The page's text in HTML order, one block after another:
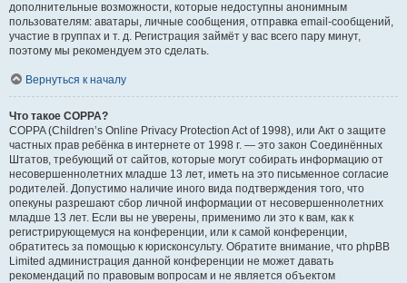
дополнительные возможности, которые недоступны анонимным
пользователям: аватары, личные сообщения, отправка email-сообщений,
участие в группах и т. д. Регистрация займёт у вас всего пару минут,
поэтому мы рекомендуем это сделать.
Вернуться к началу
Что такое COPPA?
COPPA (Children’s Online Privacy Protection Act of 1998), или Акт о защите
частных прав ребёнка в интернете от 1998 г. — это закон Соединённых
Штатов, требующий от сайтов, которые могут собирать информацию от
несовершеннолетних младше 13 лет, иметь на это письменное согласие
родителей. Допустимо наличие иного вида подтверждения того, что
опекуны разрешают сбор личной информации от несовершеннолетних
младше 13 лет. Если вы не уверены, применимо ли это к вам, как к
регистрирующемуся на конференции, или к самой конференции,
обратитесь за помощью к юрисконсульту. Обратите внимание, что phpBB
Limited администрация данной конференции не может давать
рекомендаций по правовым вопросам и не является объектом